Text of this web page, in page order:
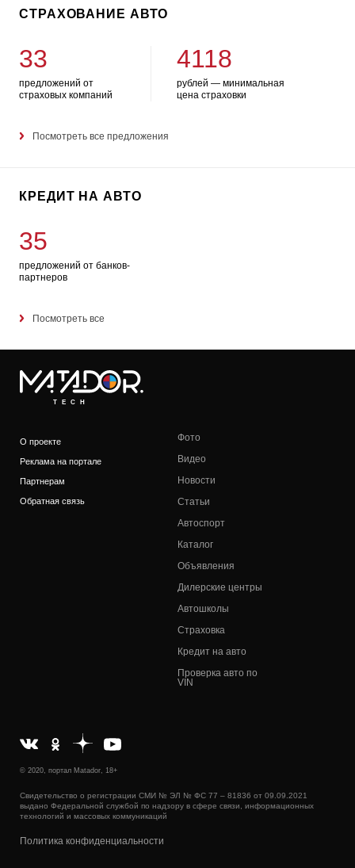
СТРАХОВАНИЕ АВТО
33
предложений от
страховых компаний
4118
рублей — минимальная
цена страховки
Посмотреть все предложения
КРЕДИТ НА АВТО
35
предложений от банков-
партнеров
Посмотреть все
TECH
О проекте
Реклама на портале
Партнерам
Обратная связь
Фото
Видео
Новости
Статьи
Автоспорт
Каталог
Объявления
Дилерские центры
Автошколы
Страховка
Кредит на авто
Проверка авто по
VIN
© 2020, портал Matador, 18+
Свидетельство о регистрации СМИ № ЭЛ № ФС 77 – 81836 от 09.09.2021
выдано Федеральной службой по надзору в сфере связи, информационных
технологий и массовых коммуникаций
Политика конфиденциальности